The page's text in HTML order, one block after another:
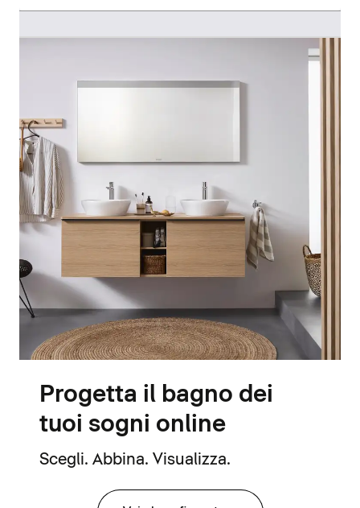
Progetta il bagno dei
tuoi sogni online
Scegli. Abbina. Visualizza.